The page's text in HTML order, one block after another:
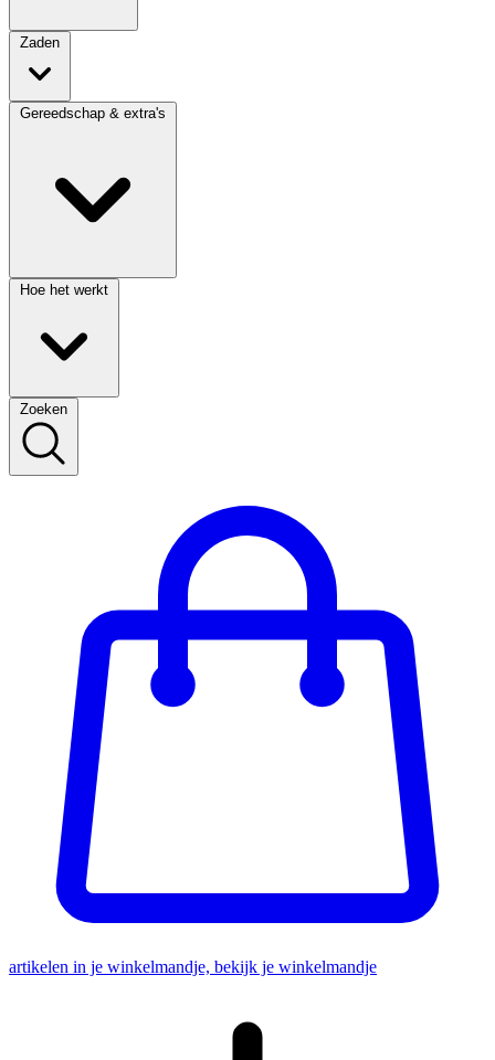
Zaden
Gereedschap & extra's
Hoe het werkt
Zoeken
artikelen in je winkelmandje, bekijk je winkelmandje